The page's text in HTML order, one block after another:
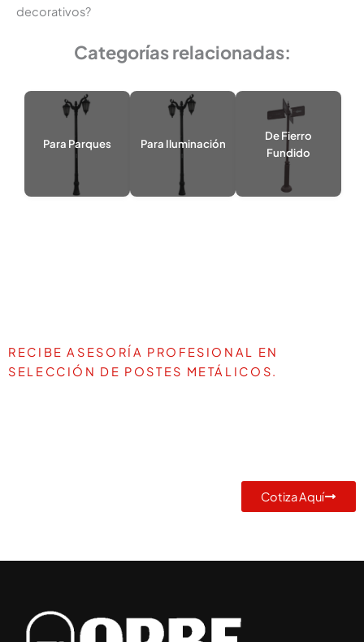
decorativos?
Categorías relacionadas:
Para Parques Para Iluminación
De Fierro
Fundido
RECIBE ASESORÍA PROFESIONAL EN
SELECCIÓN DE POSTES METÁLICOS.
Cotiza Aquí